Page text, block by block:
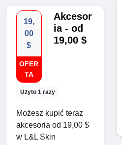
19,
00
$
OFER
TA
Użyto 1 razy
Akcesor
ia - od
19,00 $
Możesz kupić teraz
akcesoria od 19,00 $
w L&L Skin